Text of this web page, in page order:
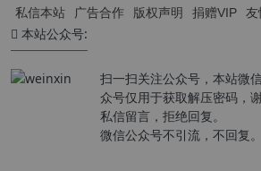
私信本站 广告合作 版权声明 捐赠VIP 友
本站公众号:
扫一扫关注公众号，本站微
众号仅用于获取解压密码，
私信留言，拒绝回复。
微信公众号不引流，不回复。